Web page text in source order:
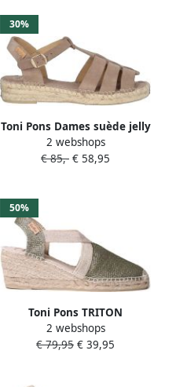
30%
Toni Pons Dames suède jelly
sandaal ELENA
2 webshops
€ 85,- € 58,95
50%
Toni Pons TRITON
Glanzende veganistische
espadrilles voor dames
2 webshops
€ 79,95 € 39,95